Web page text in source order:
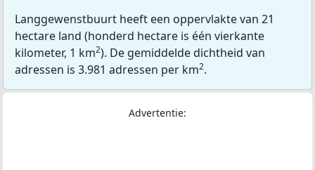
Langgewenstbuurt heeft een oppervlakte van 21
hectare land (honderd hectare is één vierkante
kilometer, 1 km2). De gemiddelde dichtheid van
adressen is 3.981 adressen per km2.
Advertentie: